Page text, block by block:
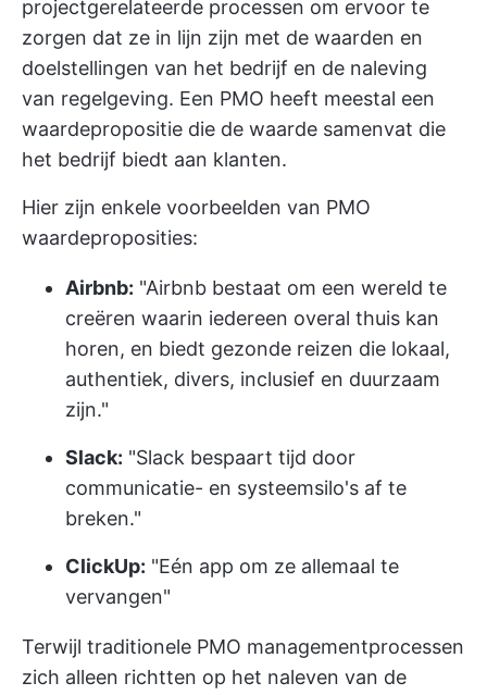
projectgerelateerde processen om ervoor te
zorgen dat ze in lijn zijn met de waarden en
doelstellingen van het bedrijf en de naleving
van regelgeving. Een PMO heeft meestal een
waardepropositie die de waarde samenvat die
het bedrijf biedt aan klanten.
Hier zijn enkele voorbeelden van PMO
waardeproposities:
Airbnb: "Airbnb bestaat om een wereld te
creëren waarin iedereen overal thuis kan
horen, en biedt gezonde reizen die lokaal,
authentiek, divers, inclusief en duurzaam
zijn."
Slack: "Slack bespaart tijd door
communicatie- en systeemsilo's af te
breken."
ClickUp: "Eén app om ze allemaal te
vervangen"
Terwijl traditionele PMO managementprocessen
zich alleen richtten op het naleven van de